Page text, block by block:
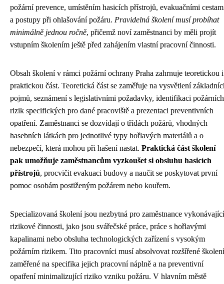
požární prevence, umístěním hasicích přístrojů, evakuačními
a postupy při ohlašování požáru. Pravidelná školení musí probíhat
minimálně jednou ročně, přičemž noví zaměstnanci by měli projít
vstupním školením ještě před zahájením vlastní pracovní činnosti.
Obsah školení v rámci požární ochrany Praha zahrnuje teoretickou i
praktickou část. Teoretická část se zaměřuje na vysvětlení
pojmů, seznámení s legislativními požadavky, identifikaci požárních
rizik specifických pro dané pracoviště a prezentaci preventivních
opatření. Zaměstnanci se dozvídají o třídách požárů, vhodných
hasebních látkách pro jednotlivé typy hořlavých materiálů a o
nebezpečí, která mohou při hašení nastat. Praktická část školení
pak umožňuje zaměstnancům vyzkoušet si obsluhu hasicích
přístrojů, procvičit evakuaci budovy a naučit se poskytovat první
pomoc osobám postiženým požárem nebo kouřem.
Specializovaná školení jsou nezbytná pro zaměstnance vykonávající
rizikové činnosti, jako jsou svářečské práce, práce s hořlavými
kapalinami nebo obsluha technologických zařízení s vysokým
požárním rizikem. Tito pracovníci musí absolvovat rozšířené školení
zaměřené na specifika jejich pracovní náplně a na preventivní
opatření minimalizující riziko vzniku požáru. V hlavním městě